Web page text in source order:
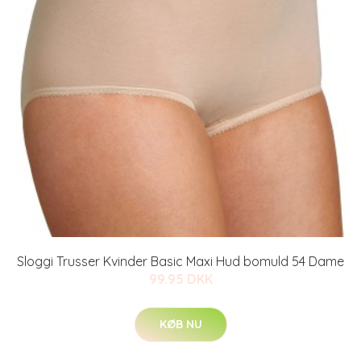
Sloggi Trusser Kvinder Basic Maxi Hud bomuld 54 Dame
99.95 DKK
KØB NU